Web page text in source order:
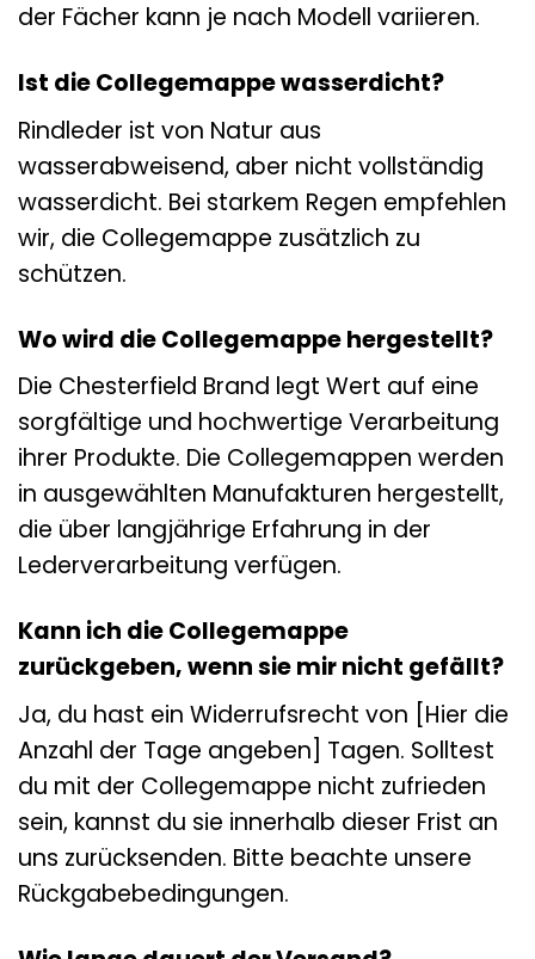
der Fächer kann je nach Modell variieren.
Ist die Collegemappe wasserdicht?
Rindleder ist von Natur aus
wasserabweisend, aber nicht vollständig
wasserdicht. Bei starkem Regen empfehlen
wir, die Collegemappe zusätzlich zu
schützen.
Wo wird die Collegemappe hergestellt?
Die Chesterfield Brand legt Wert auf eine
sorgfältige und hochwertige Verarbeitung
ihrer Produkte. Die Collegemappen werden
in ausgewählten Manufakturen hergestellt,
die über langjährige Erfahrung in der
Lederverarbeitung verfügen.
Kann ich die Collegemappe
zurückgeben, wenn sie mir nicht gefällt?
Ja, du hast ein Widerrufsrecht von [Hier die
Anzahl der Tage angeben] Tagen. Solltest
du mit der Collegemappe nicht zufrieden
sein, kannst du sie innerhalb dieser Frist an
uns zurücksenden. Bitte beachte unsere
Rückgabebedingungen.